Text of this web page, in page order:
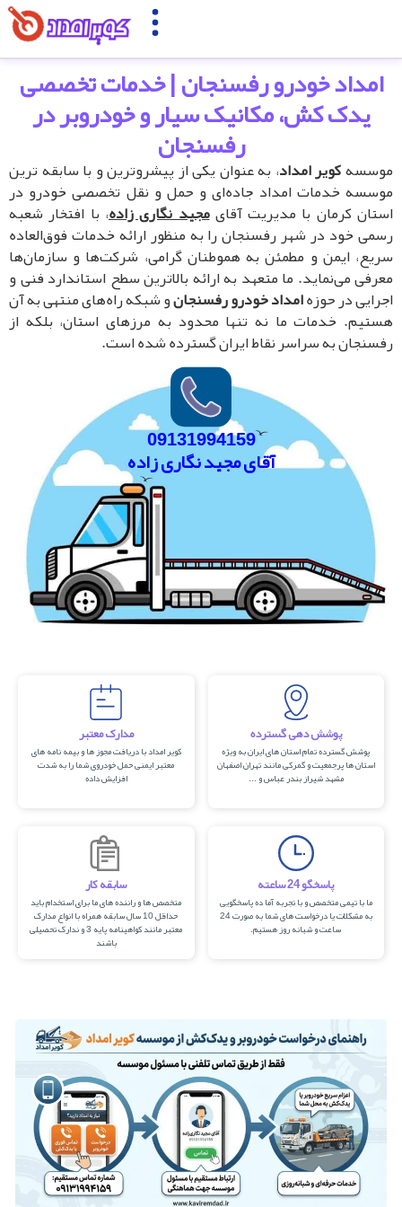
امداد خودرو رفسنجان | خدمات تخصصی
یدک کش، مکانیک سیار و خودروبر در
رفسنجان
کویر امداد، به عنوان یکی از پیشروترین و با سابقه ترین
خدمات امداد جاده‌ای و حمل و نقل تخصصی خودرو در
کرمان با مدیریت آقایمجید نگاری زاده، با افتخار شعبه
خود در شهر رفسنجان را به منظور ارائه خدمات فوق‌العاده
ایمن و مطمئن به هموطنان گرامی، شرکت‌ها و سازمان‌ها
می‌نماید. ما متعهد به ارائه بالاترین سطح استاندارد فنی و
در حوزهامداد خودرو رفسنجانو شبکه راه‌های منتهی به آن
خدمات ما نه تنها محدود به مرزهای استان، بلکه از
به سراسر نقاط ایران گسترده شده است.
09131994159
آقای مجید نگاری زاده
پوشش دهی گسترده
پوشش گسترده تمام استان های ایران به ویژه
استان ها پرجمعیت و گمرکی مانند تهران اصفهان
مشهد شیراز بندر عباس و ...
مدارک معتبر
کویر امداد با دریافت مجوز ها و بیمه نامه های
معتبر ایمنی حمل خودروی شما را به شدت
افزایش داده
پاسخگو 24 ساعته
ما با تیمی متخصص و با تجربه آما ده پاسخگویی
به مشکلات یا درخواست های شما به صورت 24
ساعت و شبانه روز هستیم.
سابقه کار
متخصص ها و راننده های ما برای استخدام باید
حداقل 10 سال سابقه همراه با انواع مدارک
معتبر مانند کواهینامه پایه 3 و ندارک تحصیلی
باشند